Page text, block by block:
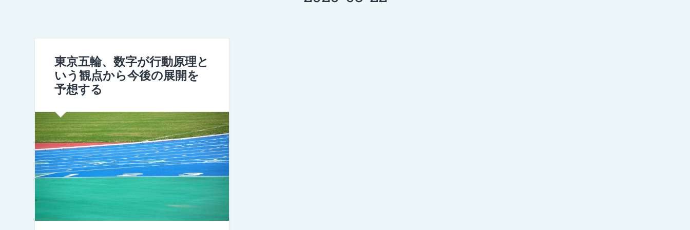
東京五輪、数字が行動原理と
いう観点から今後の展開を
予想する